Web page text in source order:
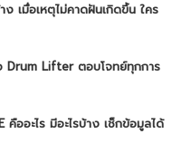
เมื่อเหตุไม่คาดฝันเกิดขึ้น ใคร
Drum Lifter ตอบโจทย์ทุกการ
ออะไร มีอะไรบ้าง เช็กข้อมูลได้